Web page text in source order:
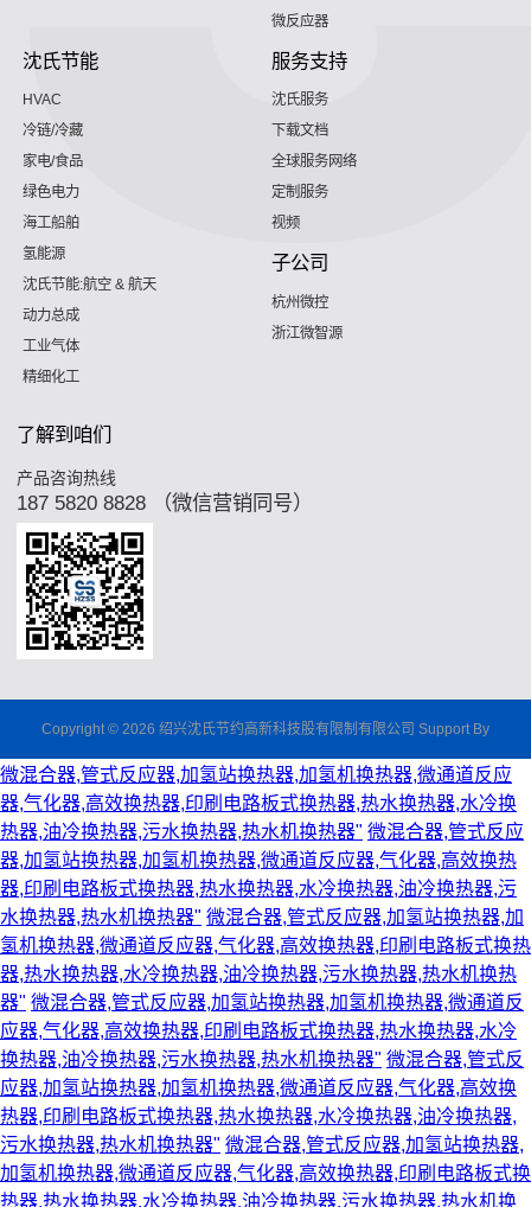
微反应器
沈氏节能
HVAC
冷链/冷藏
家电/食品
绿色电力
海工船舶
氢能源
沈氏节能:航空 & 航天
动力总成
工业气体
精细化工
服务支持
沈氏服务
下载文档
全球服务网络
定制服务
视频
子公司
杭州微控
浙江微智源
了解到咱们
产品咨询热线
187 5820 8828 （微信营销同号）
Copyright © 2026 绍兴沈氏节约高新科技股有限制有限公司 Support By
微混合器,管式反应器,加氢站换热器,加氢机换热器,微通道反应
器,气化器,高效换热器,印刷电路板式换热器,热水换热器,水冷换
热器,油冷换热器,污水换热器,热水机换热器" 微混合器,管式反应
器,加氢站换热器,加氢机换热器,微通道反应器,气化器,高效换热
器,印刷电路板式换热器,热水换热器,水冷换热器,油冷换热器,污
水换热器,热水机换热器" 微混合器,管式反应器,加氢站换热器,加
氢机换热器,微通道反应器,气化器,高效换热器,印刷电路板式换热
器,热水换热器,水冷换热器,油冷换热器,污水换热器,热水机换热
器" 微混合器,管式反应器,加氢站换热器,加氢机换热器,微通道反
应器,气化器,高效换热器,印刷电路板式换热器,热水换热器,水冷
换热器,油冷换热器,污水换热器,热水机换热器" 微混合器,管式反
应器,加氢站换热器,加氢机换热器,微通道反应器,气化器,高效换
热器,印刷电路板式换热器,热水换热器,水冷换热器,油冷换热器,
污水换热器,热水机换热器" 微混合器,管式反应器,加氢站换热器,
加氢机换热器,微通道反应器,气化器,高效换热器,印刷电路板式换
热器,热水换热器,水冷换热器,油冷换热器,污水换热器,热水机换